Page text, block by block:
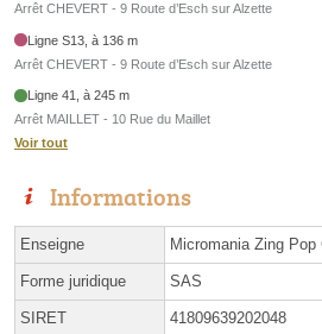
Arrêt CHEVERT - 9 Route d’Esch sur Alzette
Ligne S13, à 136 m
Arrêt CHEVERT - 9 Route d’Esch sur Alzette
Ligne 41, à 245 m
Arrêt MAILLET - 10 Rue du Maillet
Voir tout
Informations
Enseigne Micromania Zing Pop
Forme juridique SAS
SIRET 41809639202048